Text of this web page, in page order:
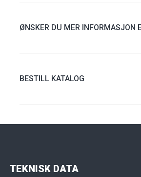
ØNSKER DU MER INFORMASJON
de kan kontakte meg via e-post og telefon.
BESTILL KATALOG
TEKNISK DATA